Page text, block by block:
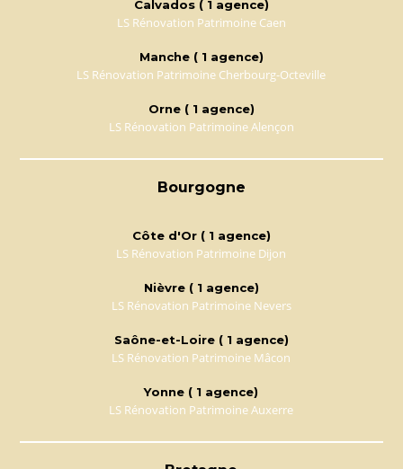
Calvados ( 1 agence)
LS Rénovation Patrimoine Caen
Manche ( 1 agence)
LS Rénovation Patrimoine Cherbourg-Octeville
Orne ( 1 agence)
LS Rénovation Patrimoine Alençon
Bourgogne
Côte d'Or ( 1 agence)
LS Rénovation Patrimoine Dijon
Nièvre ( 1 agence)
LS Rénovation Patrimoine Nevers
Saône-et-Loire ( 1 agence)
LS Rénovation Patrimoine Mâcon
Yonne ( 1 agence)
LS Rénovation Patrimoine Auxerre